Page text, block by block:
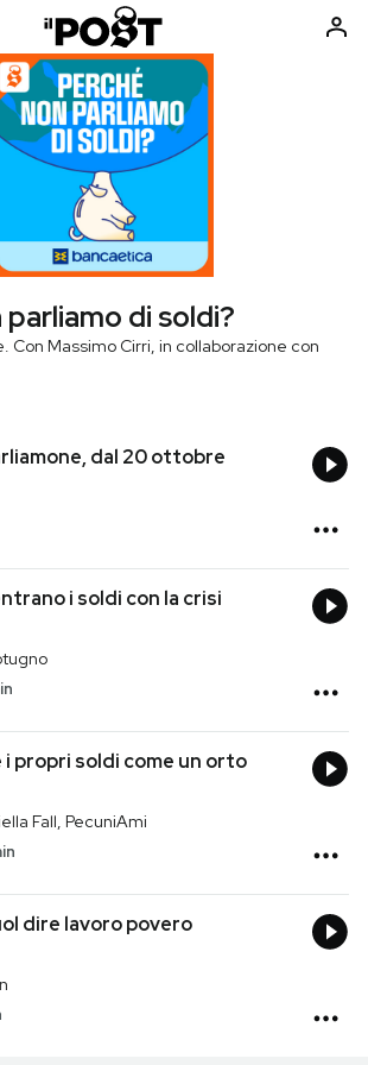
Auto
Consumismi
Storie/Idee
Ok Boomer!
parliamo di soldi?
Con Massimo Cirri, in collaborazione con
dal 20 ottobre
i soldi con la crisi
i propri soldi come un orto
Fall, PecuniAmi
dire lavoro povero